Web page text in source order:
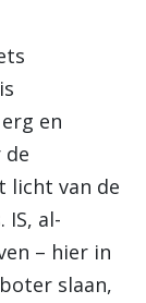
en
licht van de
IS, al-
– hier in
slaan,